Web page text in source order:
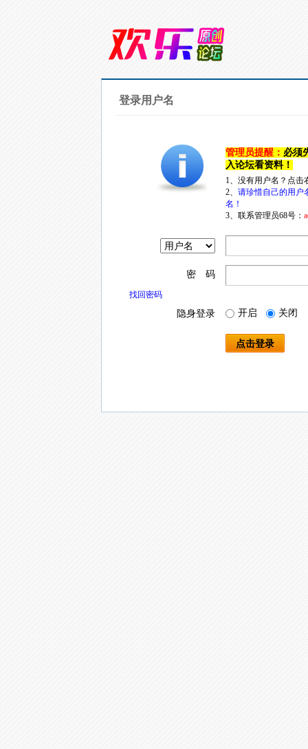
登录用户名
管理员提醒： 必须
入论坛看资料！
1、没有用户名？点
2、 请珍惜自己的用户
名！
3、联系管理员68号：
密 码
找回密码
隐身登录 开启 关闭
点击登录